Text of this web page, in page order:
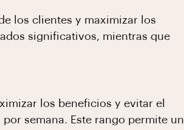
los clientes y maximizar los
significativos, mientras que
los beneficios y evitar el
semana. Este rango permite un